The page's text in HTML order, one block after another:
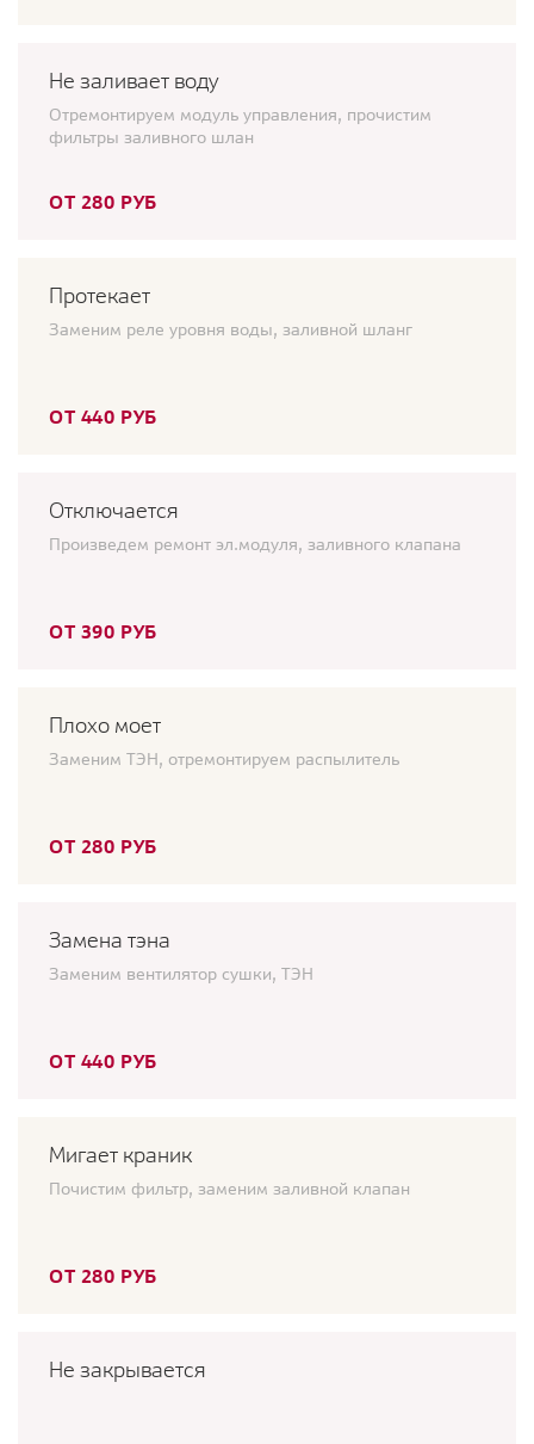
Не заливает воду
Отремонтируем модуль управления, прочистим
фильтры заливного шлан
ОТ 280 РУБ
Протекает
Заменим реле уровня воды, заливной шланг
ОТ 440 РУБ
Отключается
Произведем ремонт эл.модуля, заливного клапана
ОТ 390 РУБ
Плохо моет
Заменим ТЭН, отремонтируем распылитель
ОТ 280 РУБ
Замена тэна
Заменим вентилятор сушки, ТЭН
ОТ 440 РУБ
Мигает краник
Почистим фильтр, заменим заливной клапан
ОТ 280 РУБ
Не закрывается